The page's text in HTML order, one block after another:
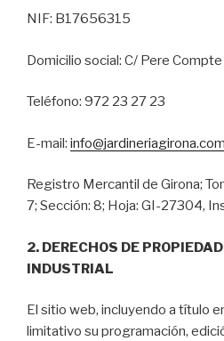
NIF: B17656315
Domicilio social: C/ Pere
Teléfono: 972 23 27 23
E-mail: info@jardineriagirona.com
Registro Mercantil de Girona;
7; Sección: 8; Hoja: GI-27304,
2. DERECHOS DE
INDUSTRIAL
El sitio web, incluyendo a título
limitativo su programación,